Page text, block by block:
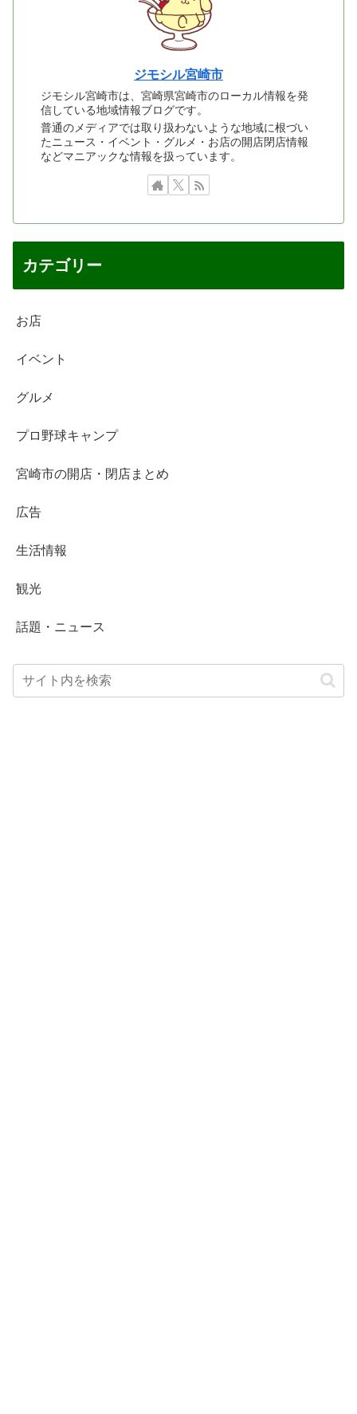
ジモシル宮崎市
ジモシル宮崎市は、宮崎県宮崎市のローカル情報を発
信している地域情報ブログです。
普通のメディアでは取り扱わないような地域に根づい
たニュース・イベント・グルメ・お店の開店閉店情報
などマニアックな情報を扱っています。
カテゴリー
お店
イベント
グルメ
プロ野球キャンプ
宮崎市の開店・閉店まとめ
広告
生活情報
観光
話題・ニュース